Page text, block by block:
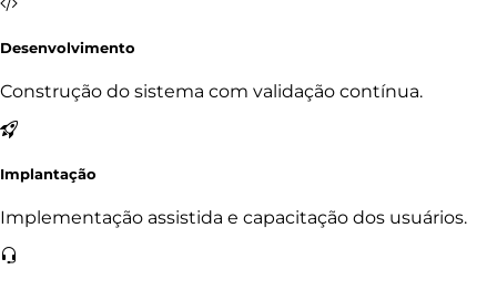
Desenvolvimento
Construção do sistema com validação contínua.
Implantação
Implementação assistida e capacitação dos usuários.